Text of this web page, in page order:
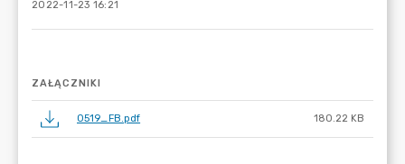
2022-11-23 16:21
ZAŁĄCZNIKI
0519_FB.pdf 180.22 KB